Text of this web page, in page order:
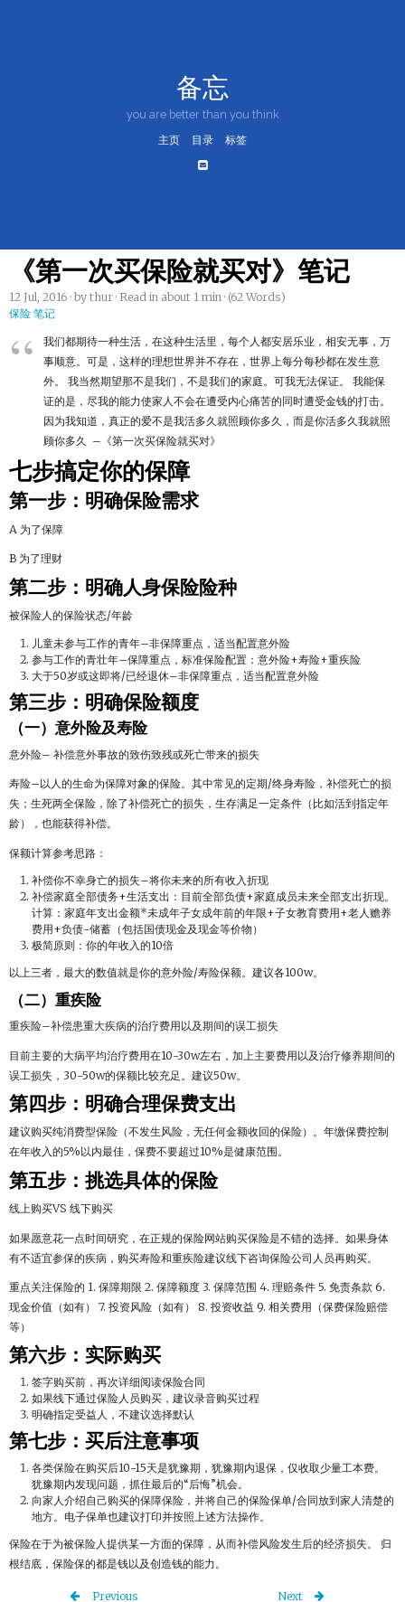
备忘
you are better than you think
主页
目录 标签
《第一次买保险就买对》笔记
12 Jul, 2016 · by thur · Read in about 1 min · (62 Words)
保险 笔记
我们都期待一种生活，在这种生活里，每个人都安居乐业，相安无事，万
事顺意。可是，这样的理想世界并不存在，世界上每分每秒都在发生意
外。 我当然期望那不是我们，不是我们的家庭。可我无法保证。 我能保
证的是，尽我的能力使家人不会在遭受内心痛苦的同时遭受金钱的打击。
因为我知道，真正的爱不是我活多久就照顾你多久，而是你活多久我就照
顾你多久 –《第一次买保险就买对》
七步搞定你的保障
第一步：明确保险需求
A 为了保障
B 为了理财
第二步：明确人身保险险种
被保险人的保险状态/年龄
儿童未参与工作的青年–非保障重点，适当配置意外险
参与工作的青壮年–保障重点，标准保险配置：意外险+寿险+重疾险
大于50岁或这即将/已经退休–非保障重点，适当配置意外险
第三步：明确保险额度
（一）意外险及寿险
意外险– 补偿意外事故的致伤致残或死亡带来的损失
寿险–以人的生命为保障对象的保险。其中常见的定期/终身寿险，补偿死亡的损
失；生死两全保险，除了补偿死亡的损失，生存满足一定条件（比如活到指定年
龄），也能获得补偿。
保额计算参考思路：
补偿你不幸身亡的损失–将你未来的所有收入折现
补偿家庭全部债务+生活支出：目前全部负债+家庭成员未来全部支出折现。
计算：家庭年支出金额*未成年子女成年前的年限+子女教育费用+老人赡养
费用+负债-储蓄（包括国债现金及现金等价物）
极简原则：你的年收入的10倍
以上三者，最大的数值就是你的意外险/寿险保额。建议各100w。
（二）重疾险
重疾险–补偿患重大疾病的治疗费用以及期间的误工损失
目前主要的大病平均治疗费用在10-30w左右，加上主要费用以及治疗修养期间的
误工损失，30-50w的保额比较充足。建议50w。
第四步：明确合理保费支出
建议购买纯消费型保险（不发生风险，无任何金额收回的保险）。年缴保费控制
在年收入的5%以内最佳，保费不要超过10%是健康范围。
第五步：挑选具体的保险
线上购买VS 线下购买
如果愿意花一点时间研究，在正规的保险网站购买保险是不错的选择。如果身体
有不适宜参保的疾病，购买寿险和重疾险建议线下咨询保险公司人员再购买。
重点关注保险的 1. 保障期限 2. 保障额度 3. 保障范围 4. 理赔条件 5. 免责条款 6.
现金价值（如有） 7. 投资风险（如有） 8. 投资收益 9. 相关费用（保费保险赔偿
等）
第六步：实际购买
签字购买前，再次详细阅读保险合同
如果线下通过保险人员购买，建议录音购买过程
明确指定受益人，不建议选择默认
第七步：买后注意事项
各类保险在购买后10-15天是犹豫期，犹豫期内退保，仅收取少量工本费。
犹豫期内发现问题，抓住最后的“后悔”机会。
向家人介绍自己购买的保障保险，并将自己的保险保单/合同放到家人清楚的
地方。电子保单也建议打印并按照上述方法操作。
保险在于为被保险人提供某一方面的保障，从而补偿风险发生后的经济损失。 归
根结底，保险保的都是钱以及创造钱的能力。
Previous Next